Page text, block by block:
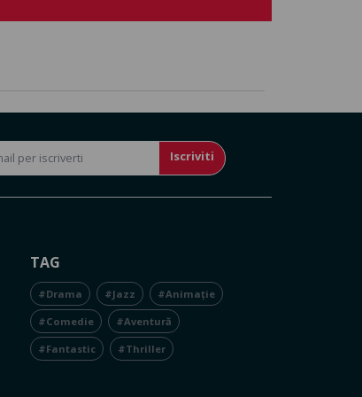
Iscriviti
TAG
#Drama #Jazz #Animație
#Comedie #Aventură
#Fantastic #Thriller